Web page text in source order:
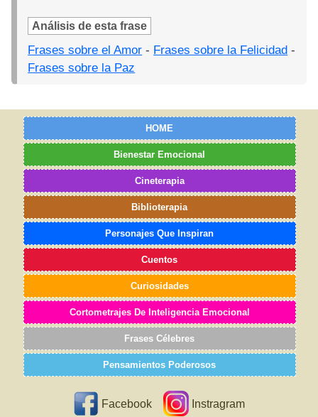
Análisis de esta frase
Frases sobre el Amor - Frases sobre la Felicidad -
Frases sobre la Paz
HOME
Bienestar Emocional
Cineterapia
Biblioterapia
Personajes Que Inspiran
Cuentos
Curiosidades
Cortometrajes De Inteligencia Emocional
Frases Célebres
Pensamientos Poderosos
Facebook Instragram